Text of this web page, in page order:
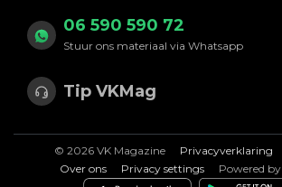
06 590 590 72
Stuur ons materiaal via Whatsapp
Tip VKMag
© 2026 VK Magazine Privacyverklaring
Over ons
Privacy settings Powered by